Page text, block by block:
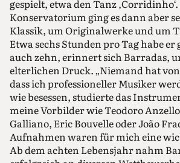
gespielt, etwa den Tanz
Konservatorium ging es dann aber
Klassik, um Originalwerke und um
Etwa sechs Stunden pro Tag habe
auch zehn, erinnert sich Barradas,
elterlichen Druck. „Niemand hat
dass ich professioneller Musiker
wie besessen, studierte das
meine Vorbilder wie Teodoro
Galliano, Eric Bouvelle oder João
Aufnahmen waren für mich eine
Ab dem achten Lebensjahr nahm